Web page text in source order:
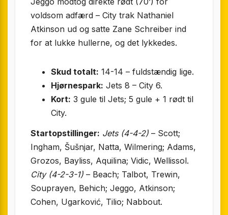
voldsom adfærd – City trak Nathaniel
Atkinson ud og satte Zane Schreiber ind
for at lukke hullerne, og det lykkedes.
Skud totalt: 14-14 – fuldstændig lige.
Hjørnespark: Jets 8 – City 6.
Kort: 3 gule til Jets; 5 gule + 1 rødt til
City.
Startopstillinger: Jets (4-4-2) – Scott;
Ingham, Šušnjar, Natta, Wilmering; Adams,
Grozos, Bayliss, Aquilina; Vidic, Wellissol.
City (4-2-3-1) – Beach; Talbot, Trewin,
Souprayen, Behich; Jeggo, Atkinson;
Cohen, Ugarković, Tilio; Nabbout.